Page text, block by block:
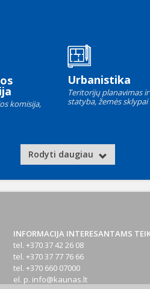
komisija,
Urbanistika
Teritorijų planavimas ir
statyba, žemės sklypai
Rodyti daugiau
INFORMACIJA INTERESANTAMS
tel. +370 37 42 26 08
tel. +370 37 77 76 66
tel. +370 660 07000
el. p. info@kaunas.lt